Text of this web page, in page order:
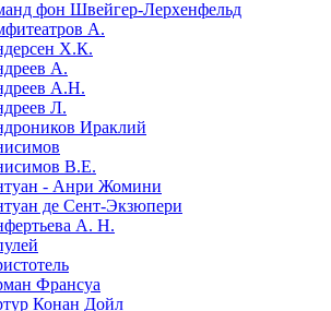
фон Швейгер-Лерхенфельд
А.
Х.К.
А.
А.Н.
Л.
Ираклий
В.Е.
- Анри Жомини
де Сент-Экзюпери
А. Н.
Франсуа
Конан Дойл